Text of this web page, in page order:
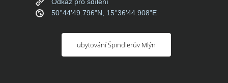
50°44'49.796"N, 15°36'44.908"E
ubytování Špindlerův Mlýn